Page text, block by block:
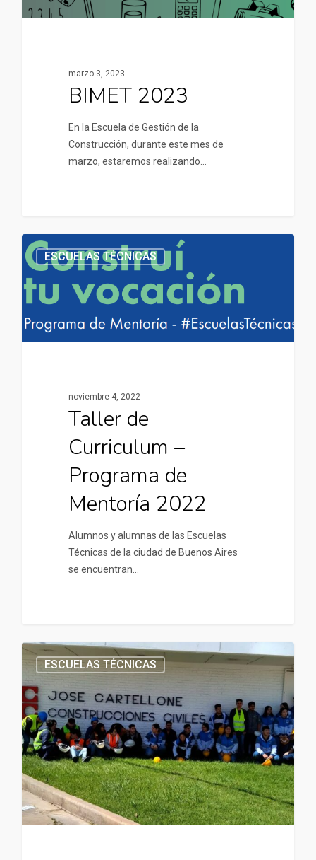
marzo 3, 2023
BIMET 2023
En la Escuela de Gestión de la
Construcción, durante este mes de
marzo, estaremos realizando…
ESCUELAS TÉCNICAS
noviembre 4, 2022
Taller de
Curriculum –
Programa de
Mentoría 2022
Alumnos y alumnas de las Escuelas
Técnicas de la ciudad de Buenos Aires
se encuentran…
ESCUELAS TÉCNICAS